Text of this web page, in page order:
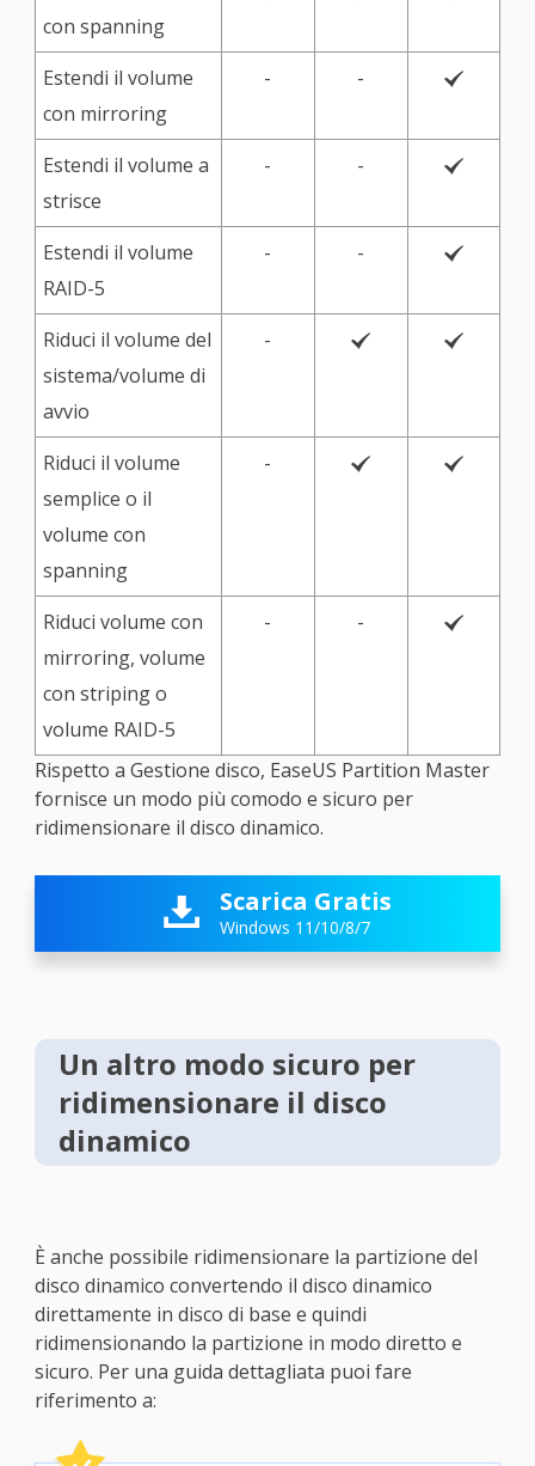
con spanning
Estendi il volume
con mirroring
- - 
Estendi il volume a
strisce
- - 
Estendi il volume
RAID-5
- - 
Riduci il volume del
sistema/volume di
avvio
-  
Riduci il volume
semplice o il
volume con
spanning
-  
Riduci volume con
mirroring, volume
con striping o
volume RAID-5
- - 
Rispetto a Gestione disco, EaseUS Partition Master
fornisce un modo più comodo e sicuro per
ridimensionare il disco dinamico.
 Scarica Gratis
Windows 11/10/8/7
Un altro modo sicuro per
ridimensionare il disco
dinamico
È anche possibile ridimensionare la partizione del
disco dinamico convertendo il disco dinamico
direttamente in disco di base e quindi
ridimensionando la partizione in modo diretto e
sicuro. Per una guida dettagliata puoi fare
riferimento a: